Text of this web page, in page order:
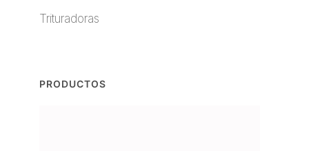
Trituradoras
PRODUCTOS